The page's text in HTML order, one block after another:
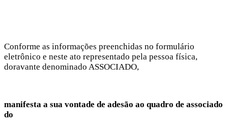
Conforme as informações preenchidas no formulário
eletrônico e neste ato representado pela pessoa física,
doravante denominado ASSOCIADO,
manifesta a sua vontade de adesão ao quadro de associado
do